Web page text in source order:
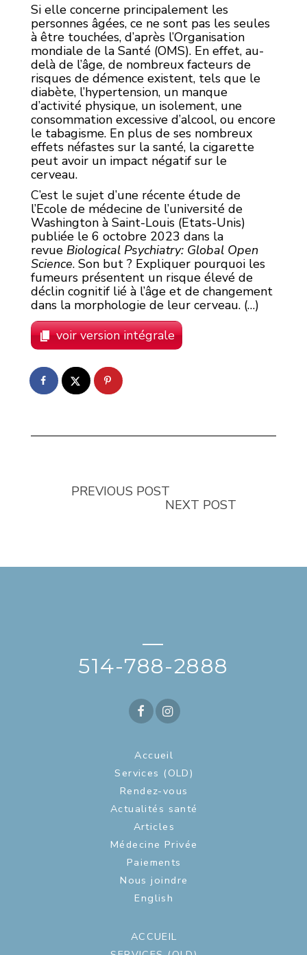
Si elle concerne principalement les
personnes âgées, ce ne sont pas les seules
à être touchées, d’après l’Organisation
mondiale de la Santé (OMS). En effet, au-
delà de l’âge, de nombreux facteurs de
risques de démence existent, tels que le
diabète, l’hypertension, un manque
d’activité physique, un isolement, une
consommation excessive d’alcool, ou encore
le tabagisme. En plus de ses nombreux
effets néfastes sur la santé, la cigarette
peut avoir un impact négatif sur le
cerveau.
C’est le sujet d’une récente étude de
l’Ecole de médecine de l’université de
Washington à Saint-Louis (Etats-Unis)
publiée le 6 octobre 2023 dans la
revue Biological Psychiatry: Global Open
Science. Son but ? Expliquer pourquoi les
fumeurs présentent un risque élevé de
déclin cognitif lié à l’âge et de changement
dans la morphologie de leur cerveau. (…)
voir version intégrale
PREVIOUS POST
NEXT POST
—
514-788-2888
Accueil
Services (OLD)
Rendez-vous
Actualités santé
Articles
Médecine Privée
Paiements
Nous joindre
English
ACCUEIL